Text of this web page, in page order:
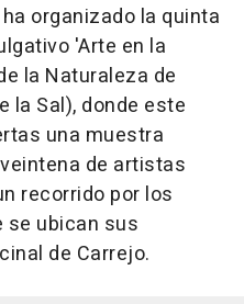
organizado la quinta
'Arte en la
la Naturaleza de
la Sal), donde este
una muestra
de artistas
recorrido por los
ubican sus
de Carrejo.